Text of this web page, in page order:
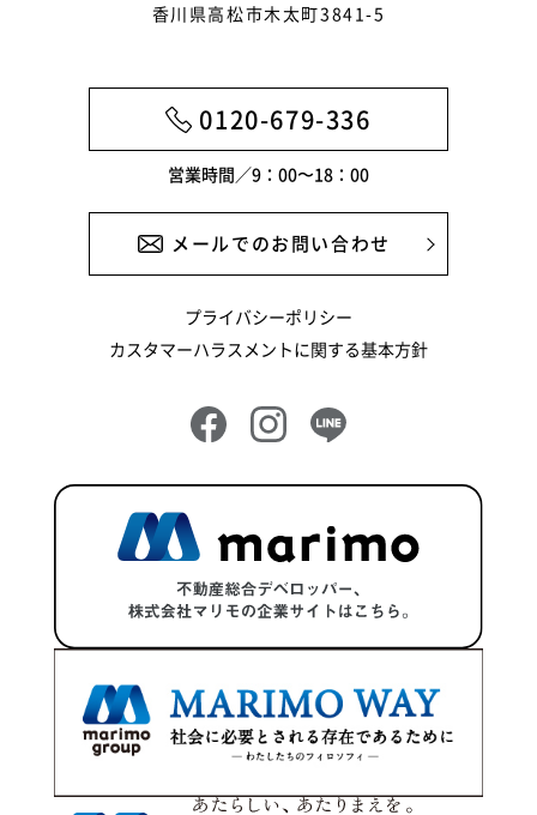
香川県高松市木太町3841-5
0120-679-336
営業時間／9：00〜18：00
メールでのお問い合わせ
プライバシーポリシー
カスタマーハラスメントに関する基本方針